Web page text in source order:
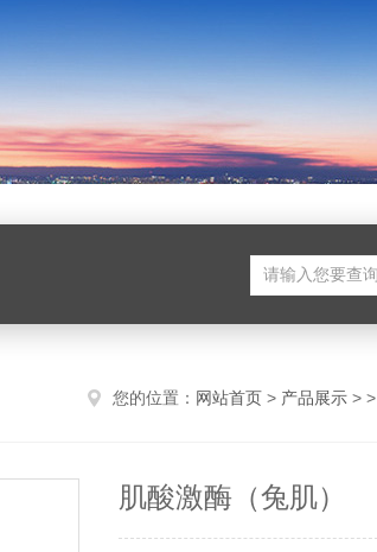
您的位置： 网站首页 > 产品展示 > >
肌酸激酶（兔肌）